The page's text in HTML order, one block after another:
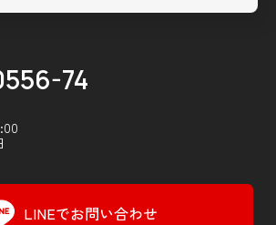
74
LINEでお問い合わせ